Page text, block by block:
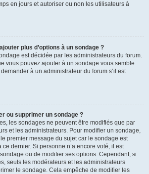
en jours et autoriser ou non les utilisateurs à
plus d’options à un sondage ?
est décidée par les administrateurs du forum.
vous pouvez ajouter à un sondage vous semble
à un administrateur du forum s’il est
ou supprimer un sondage ?
les sondages ne peuvent être modifiés que par
et les administrateurs. Pour modifier un sondage,
premier message du sujet car le sondage est
dernier. Si personne n’a encore voté, il est
ou de modifier ses options. Cependant, si
seuls les modérateurs et les administrateurs
le sondage. Cela empêche de modifier les